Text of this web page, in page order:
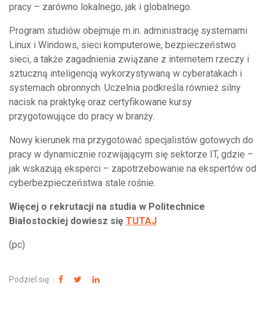
pracy – zarówno lokalnego, jak i globalnego.
Program studiów obejmuje m.in. administrację systemami
Linux i Windows, sieci komputerowe, bezpieczeństwo
sieci, a także zagadnienia związane z internetem rzeczy i
sztuczną inteligencją wykorzystywaną w cyberatakach i
systemach obronnych. Uczelnia podkreśla również silny
nacisk na praktykę oraz certyfikowane kursy
przygotowujące do pracy w branży.
Nowy kierunek ma przygotować specjalistów gotowych do
pracy w dynamicznie rozwijającym się sektorze IT, gdzie –
jak wskazują eksperci – zapotrzebowanie na ekspertów od
cyberbezpieczeństwa stale rośnie.
Więcej o rekrutacji na studia w Politechnice
Białostockiej dowiesz się TUTAJ
(pc)
Podziel się: